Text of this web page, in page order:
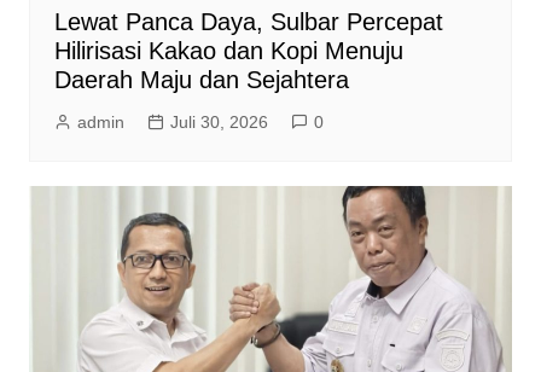
Lewat Panca Daya, Sulbar Percepat
Hilirisasi Kakao dan Kopi Menuju
Daerah Maju dan Sejahtera
admin Juli 30, 2026 0